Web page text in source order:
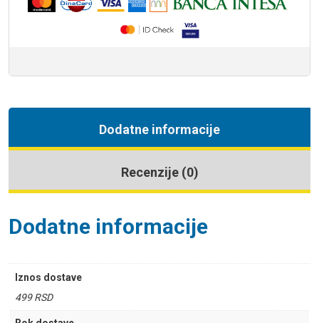
Dodatne informacije
Recenzije (0)
Dodatne informacije
Iznos dostave
499 RSD